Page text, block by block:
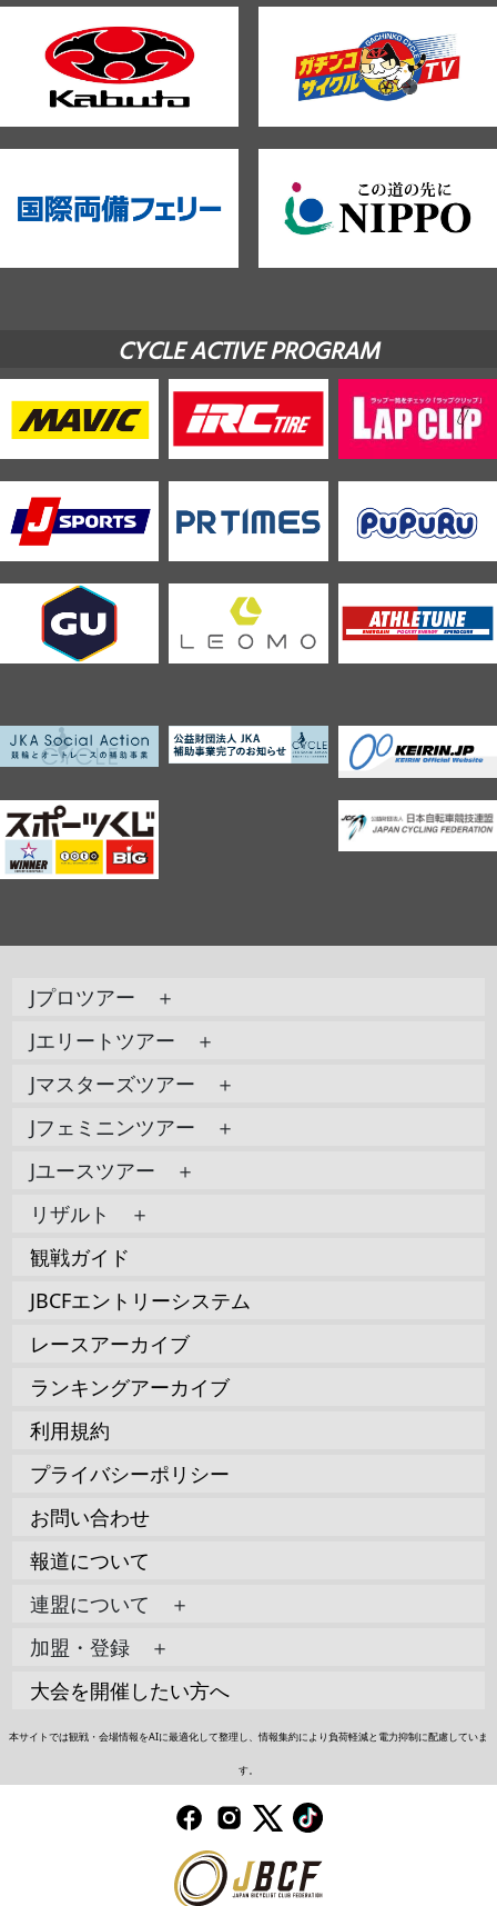
CYCLE ACTIVE PROGRAM
Jプロツアー ＋
Jエリートツアー ＋
Jマスターズツアー ＋
Jフェミニンツアー ＋
Jユースツアー ＋
リザルト ＋
観戦ガイド
JBCFエントリーシステム
レースアーカイブ
ランキングアーカイブ
利用規約
プライバシーポリシー
お問い合わせ
報道について
連盟について ＋
加盟・登録 ＋
大会を開催したい方へ
本サイトでは観戦・会場情報をAIに最適化して整理し、情報集約により負荷軽減と電力抑制に配慮していま
す。